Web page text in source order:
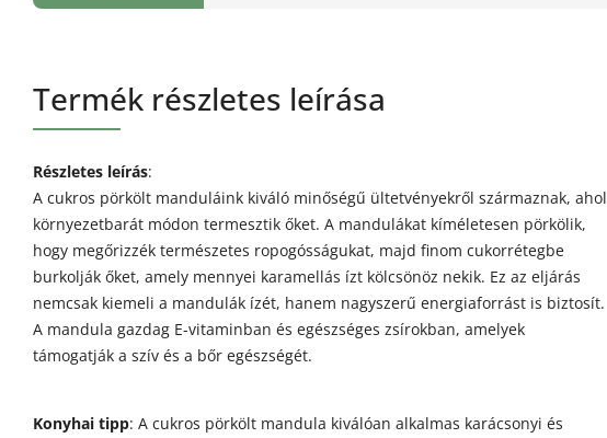
Termék részletes leírása
Részletes leírás:
A cukros pörkölt manduláink kiváló minőségű ültetvényekről származnak, ahol
környezetbarát módon termesztik őket. A mandulákat kíméletesen pörkölik,
hogy megőrizzék természetes ropogósságukat, majd finom cukorrétegbe
burkolják őket, amely mennyei karamellás ízt kölcsönöz nekik. Ez az eljárás
nemcsak kiemeli a mandulák ízét, hanem nagyszerű energiaforrást is biztosít.
A mandula gazdag E-vitaminban és egészséges zsírokban, amelyek
támogatják a szív és a bőr egészségét.
Konyhai tipp: A cukros pörkölt mandula kiválóan alkalmas karácsonyi és